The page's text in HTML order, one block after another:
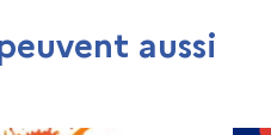
aussi